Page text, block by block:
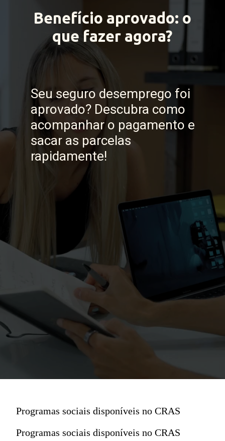
Benefício aprovado: o
que fazer agora?
Seu seguro desemprego foi
aprovado? Descubra como
acompanhar o pagamento e
sacar as parcelas
rapidamente!
Programas sociais disponíveis no CRAS
Programas sociais disponíveis no CRAS